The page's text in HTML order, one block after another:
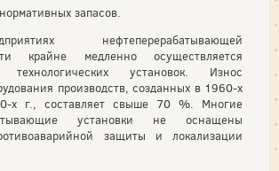
запасов.
нефтеперерабатывающей
крайне медленно осуществляется
технологических установок. Износ
производств, созданных в 1960-х
х г., составляет свыше 70 %. Многие
установки не оснащены
защиты и локализации